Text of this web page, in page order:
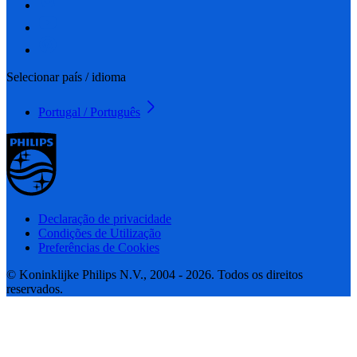
Selecionar país / idioma
Portugal / Português
Declaração de privacidade
Condições de Utilização
Preferências de Cookies
© Koninklijke Philips N.V., 2004 - 2026. Todos os direitos
reservados.